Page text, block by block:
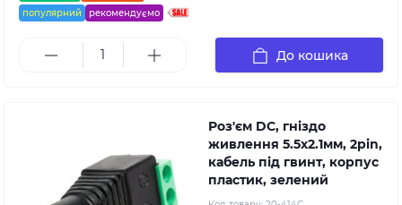
популярний
рекомендуємо
До кошика
Роз'єм DC, гніздо
живлення 5.5x2.1мм, 2pin,
кабель під гвинт, корпус
пластик, зелений